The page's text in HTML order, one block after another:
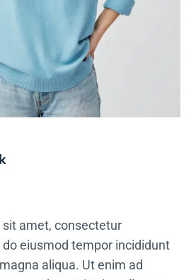
amet, consectetur
eiusmod tempor incididunt
aliqua. Ut enim ad